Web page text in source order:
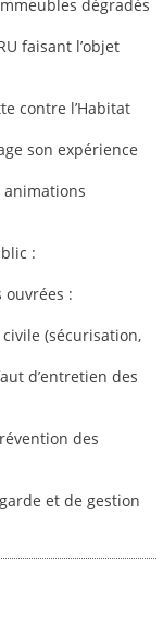
dégradés
faisant l’objet
contre l’Habitat
son expérience
animations
:
ouvrées :
(sécurisation,
d’entretien des
des
et de gestion